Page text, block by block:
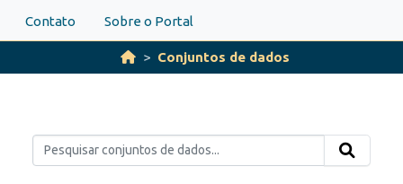
Contato Sobre o Portal
Conjuntos de dados